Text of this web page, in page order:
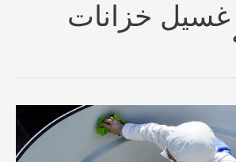
خزانات